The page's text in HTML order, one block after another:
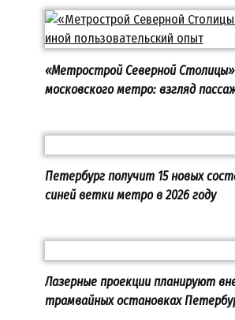
«Метрострой Северной
московского метро: взгляд
Петербург получит 15 новых
синей ветки метро в 2026 году
Лазерные проекции планируют
трамвайных остановках